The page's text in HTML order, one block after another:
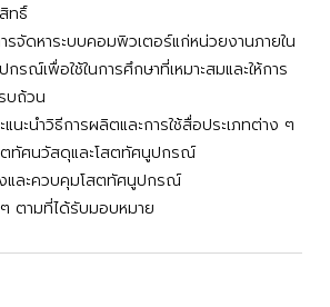
ทธิ์
ารจัดหาระบบคอมพิวเตอร์แก่หน่วยงานภายใน
รณ์เพื่อใช้ในการศึกษาที่เหมาะสมและให้การ
บถ้วน
แนะนำวิธีการผลิตและการใช้สื่อประเภทต่าง ๆ
ตทัศนวัสดุและโสตทัศนูปกรณ์
และควบคุมโสตทัศนูปกรณ์
ตามที่ได้รับมอบหมาย